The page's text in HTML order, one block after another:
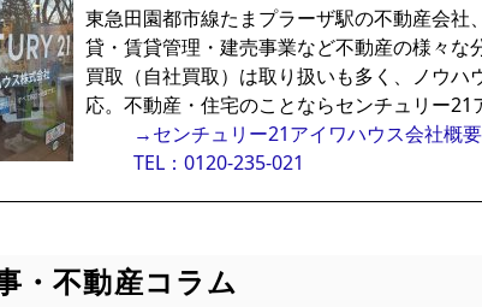
東急田園都市線たまプラーザ駅の不動産会
貸・賃貸管理・建売事業など不動産の様々
買取（自社買取）は取り扱いも多く、ノウ
応。不動産・住宅のことならセンチュリー21
→センチュリー21アイワハウス会社概要
TEL：0120-235-021
・不動産コラム